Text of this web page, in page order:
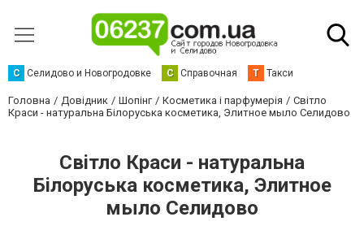
С Селидово и Новогродовке С Справочная Т Такси
Головна Довідник Шопінг Косметика і парфумерія
Свiтло
Краси - натуральна Бiлоруська косметика, Элитное мыло Селидово
Свiтло Краси - натуральна
Бiлоруська косметика, Элитное
мыло Селидово